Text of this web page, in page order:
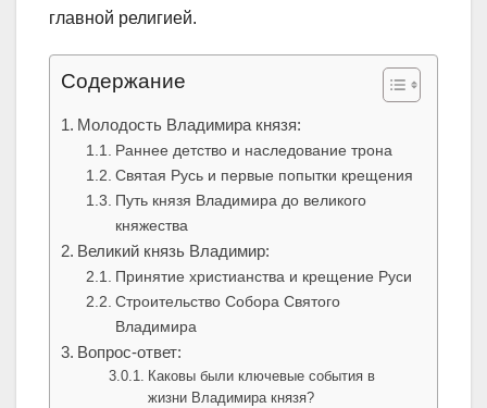
главной религией.
Содержание
Молодость Владимира князя:
Раннее детство и наследование трона
Святая Русь и первые попытки крещения
Путь князя Владимира до великого
княжества
Великий князь Владимир:
Принятие христианства и крещение Руси
Строительство Собора Святого
Владимира
Вопрос-ответ:
Каковы были ключевые события в
жизни Владимира князя?